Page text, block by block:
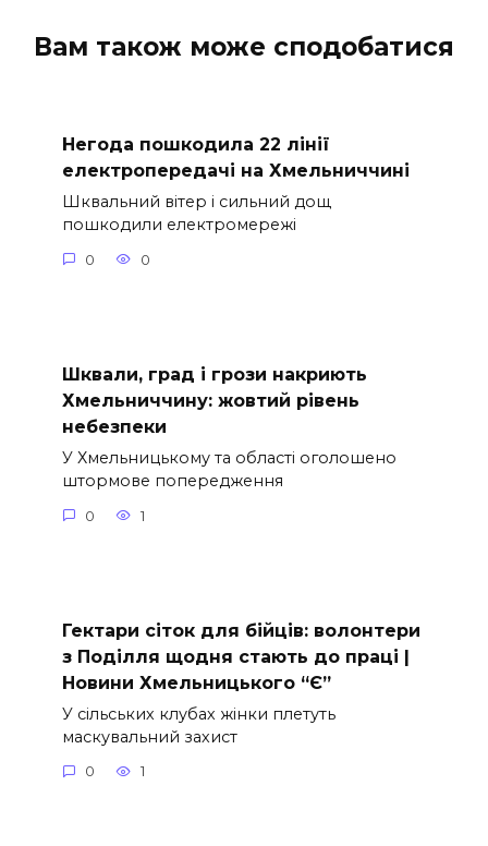
Вам також може сподобатися
Негода пошкодила 22 лінії
електропередачі на Хмельниччині
Шквальний вітер і сильний дощ
пошкодили електромережі
0 0
Шквали, град і грози накриють
Хмельниччину: жовтий рівень
небезпеки
У Хмельницькому та області оголошено
штормове попередження
0 1
Гектари сіток для бійців: волонтери
з Поділля щодня стають до праці |
Новини Хмельницького “Є”
У сільських клубах жінки плетуть
маскувальний захист
0 1